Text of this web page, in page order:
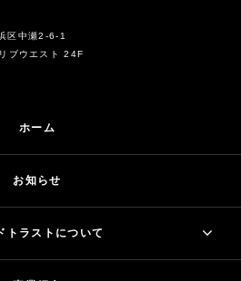
区中瀬2-6-1
ブウエスト 24F
ホーム
お知らせ
トラストについて